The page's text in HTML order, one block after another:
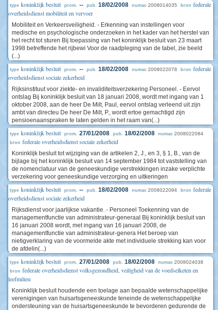
type koninklijk besluit prom. -- pub. 18/02/2008 numac 2008014035 bron federale
overheidsdienst mobiliteit en vervoer
Mobiliteit en Verkeersveiligheid. - Erkenning van instellingen voor
medische en psychologische onderzoeken in het kader van het herstel van
het recht tot sturen Bij toepassing van het koninklijk besluit van 23 maart
1998 betreffende het rijbewi Voor de raadpleging van de tabel, zie beeld
(...)
type koninklijk besluit prom. -- pub. 18/02/2008 numac 2008022078 bron federale
overheidsdienst sociale zekerheid
Rijksinstituut voor ziekte- en invaliditeitsverzekering Personeel. - Eervol
ontslag Bij koninklijk besluit van 18 januari 2008, wordt met ingang van 1
oktober 2008, aan de heer De Milt, Paul, eervol ontslag verleend uit zijn
ambt van directeu De heer De Milt, P., wordt ertoe gemachtigd zijn
pensioenaanspraken te laten gelden in het raam van(...)
type koninklijk besluit prom. 27/01/2008 pub. 18/02/2008 numac 2008022084
bron federale overheidsdienst sociale zekerheid
Koninklijk besluit tot wijziging van de artikelen 2, J., en 3, § 1, B., van de
bijlage bij het koninklijk besluit van 14 september 1984 tot vaststelling van
de nomenclatuur van de geneeskundige verstrekkingen inzake verplichte
verzekering voor geneeskundige verzorging en uitkeringen
type koninklijk besluit prom. -- pub. 18/02/2008 numac 2008022094 bron federale
overheidsdienst sociale zekerheid
Rijksdienst voor jaarlijkse vakantie. - Personeel Toekenning van de
managementfunctie van administrateur-generaal Bij koninklijk besluit van
16 januari 2008 wordt, met ingang van 16 januari 2008, de
managementfunctie van administrateur-genera Het beroep van
nietigverklaring van de voormelde akte met individuele strekking kan voor
de afdelin(...)
type koninklijk besluit prom. 27/01/2008 pub. 18/02/2008 numac 2008024038
bron federale overheidsdienst volksgezondheid, veiligheid van de voedselketen en
leefmilieu
Koninklijk besluit houdende een toelage aan bepaalde wetenschappelijke
verenigingen van huisartsgeneeskunde teneinde de wetenschappelijke
ondersteuning van de huisartsgeneeskunde te bevorderen gedurende de